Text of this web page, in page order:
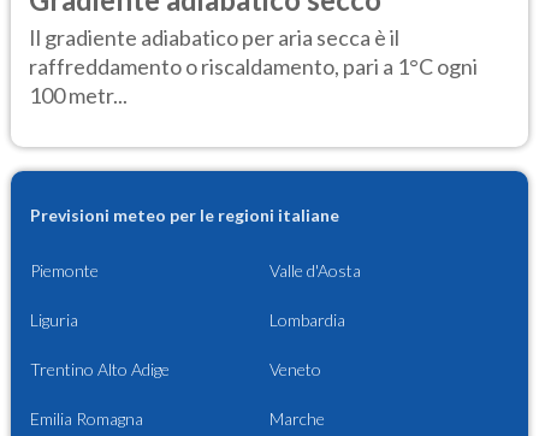
Il gradiente adiabatico per aria secca è il
raffreddamento o riscaldamento, pari a 1°C ogni
100 metr...
Previsioni meteo per le regioni italiane
Piemonte Valle d'Aosta
Liguria Lombardia
Trentino Alto Adige Veneto
Emilia Romagna Marche